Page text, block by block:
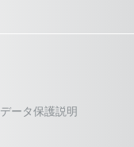
データ保護説明